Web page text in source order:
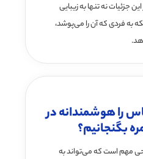
جزئیات نه تنها به زیبایی
به فردی که آن را می‌پوشد،
را هوشمندانه در
بگنجانیم؟
مهم است که می‌تواند به